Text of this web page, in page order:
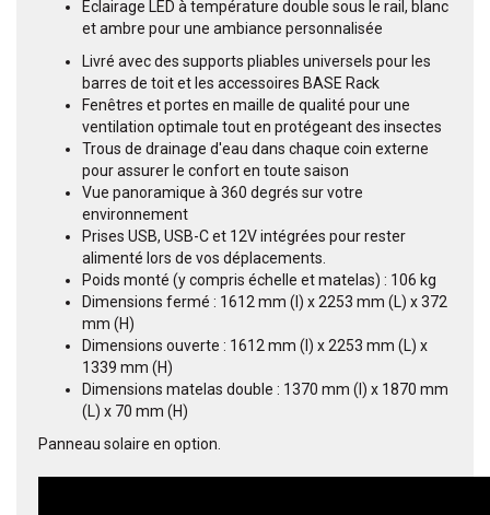
Éclairage LED à température double sous le rail, blanc
et ambre pour une ambiance personnalisée
Livré avec des supports pliables universels pour les
barres de toit et les accessoires BASE Rack
Fenêtres et portes en maille de qualité pour une
ventilation optimale tout en protégeant des insectes
Trous de drainage d'eau dans chaque coin externe
pour assurer le confort en toute saison
Vue panoramique à 360 degrés sur votre
environnement
Prises USB, USB-C et 12V intégrées pour rester
alimenté lors de vos déplacements.
Poids monté (y compris échelle et matelas) : 106 kg
Dimensions fermé : 1612 mm (l) x 2253 mm (L) x 372
mm (H)
Dimensions ouverte : 1612 mm (l) x 2253 mm (L) x
1339 mm (H)
Dimensions matelas double : 1370 mm (l) x 1870 mm
(L) x 70 mm (H)
Panneau solaire en option.